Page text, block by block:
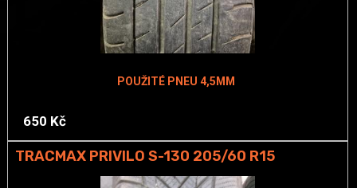
POUŽITÉ PNEU 4,5MM
650 Kč
TRACMAX PRIVILO S-130 205/60 R15